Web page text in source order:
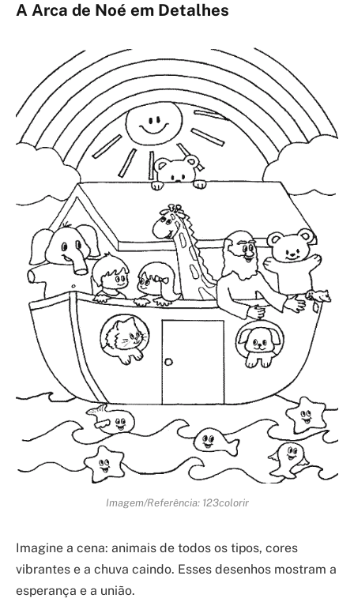
A Arca de Noé em Detalhes
Imagem/Referência: 123colorir
Imagine a cena: animais de todos os tipos, cores
vibrantes e a chuva caindo. Esses desenhos mostram a
esperança e a união.